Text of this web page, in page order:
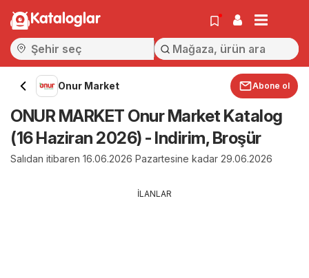
Kataloglar
Onur Market Abone ol
ONUR MARKET Onur Market Katalog
(16 Haziran 2026) - Indirim, Broşür
Salıdan itibaren 16.06.2026 Pazartesine kadar 29.06.2026
İLANLAR